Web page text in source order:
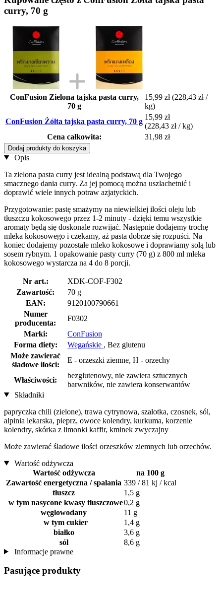
curry, 70 g
ConFusion Zielona tajska pasta curry,
70 g
15,99 zł (228,43 zł /
kg)
ConFusion Żółta tajska pasta curry, 70 g
15,99 zł
(228,43 zł / kg)
Cena całkowita:
31,98 zł
Dodaj produkty do koszyka
Opis
Ta zielona pasta curry jest idealną podstawą dla Twojego
smacznego dania curry. Za jej pomocą można uszlachetnić i
doprawić wiele innych potraw azjatyckich.
Przygotowanie: pastę smażymy na niewielkiej ilości oleju lub
tłuszczu kokosowego przez 1-2 minuty - dzięki temu wszystkie
aromaty będą się doskonale rozwijać. Następnie dodajemy trochę
mleka kokosowego i czekamy, aż pasta dobrze się rozpuści. Na
koniec dodajemy pozostałe mleko kokosowe i doprawiamy solą lub
sosem rybnym. 1 opakowanie pasty curry (70 g) z 800 ml mleka
kokosowego wystarcza na 4 do 8 porcji.
Nr art.:
XDK-COF-F302
Zawartość:
70 g
EAN:
9120100790661
Numer
producenta:
F0302
Marki:
ConFusion
Forma diety:
Wegańskie , Bez glutenu
Może zawierać
śladowe ilości:
E - orzeszki ziemne, H - orzechy
Właściwości:
bezglutenowy, nie zawiera sztucznych
barwników, nie zawiera konserwantów
Składniki
papryczka chili (zielone), trawa cytrynowa, szalotka, czosnek, sól,
alpinia lekarska, pieprz, owoce kolendry, kurkuma, korzenie
kolendry, skórka z limonki kaffir, kminek zwyczajny
Może zawierać śladowe ilości orzeszków ziemnych lub orzechów.
Wartość odżywcza
Wartość odżywcza
na 100 g
Zawartość energetyczna / spalania 339 / 81 kj / kcal
tłuszcz
1,5 g
w tym nasycone kwasy tłuszczowe0,2 g
węglowodany
11 g
w tym cukier
1,4 g
białko
3,6 g
sól
8,6 g
Informacje prawne
Pasujące produkty